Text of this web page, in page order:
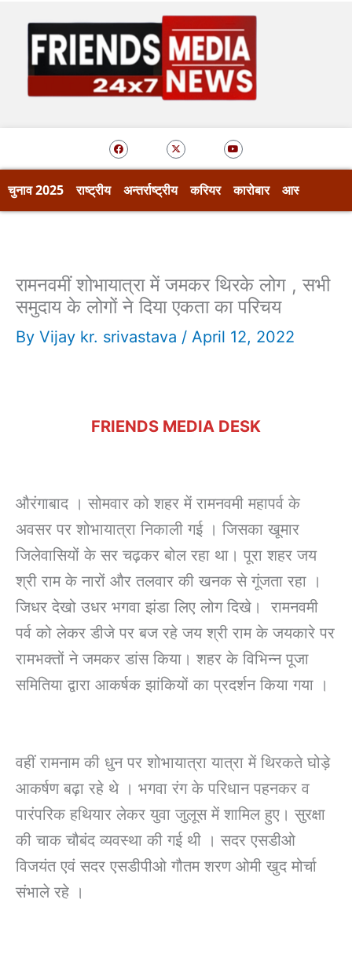
content
F
a
c
e
X
-
t
w
t
t
r
Y
o
u
t
b
e
चुनाव 2025 राष्ट्रीय अन्तर्राष्ट्रीय करियर कारोबार आस्था
रामनवमीं शोभायात्रा में जमकर थिरके लोग , सभी
समुदाय के लोगों ने दिया एकता का परिचय
By Vijay kr. srivastava / April 12, 2022
FRIENDS MEDIA DESK
औरंगाबाद । सोमवार को शहर में रामनवमी महापर्व के
अवसर पर शोभायात्रा निकाली गई । जिसका खूमार
जिलेवासियों के सर चढ़कर बोल रहा था। पूरा शहर जय
श्री राम के नारों और तलवार की खनक से गूंजता रहा ।
जिधर देखो उधर भगवा झंडा लिए लोग दिखे। रामनवमी
पर्व को लेकर डीजे पर बज रहे जय श्री राम के जयकारे पर
रामभक्तों ने जमकर डांस किया। शहर के विभिन्न पूजा
समितिया द्वारा आकर्षक झांकियों का प्रदर्शन किया गया ।
वहीं रामनाम की धुन पर शोभायात्रा यात्रा में थिरकते घोड़े
आकर्षण बढ़ा रहे थे । भगवा रंग के परिधान पहनकर व
पारंपरिक हथियार लेकर युवा जुलूस में शामिल हुए। सुरक्षा
की चाक चौबंद व्यवस्था की गई थी । सदर एसडीओ
विजयंत एवं सदर एसडीपीओ गौतम शरण ओमी खुद मोर्चा
संभाले रहे ।